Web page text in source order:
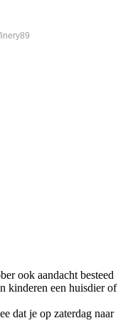
ook aandacht besteed
kinderen een huisdier of
dat je op zaterdag naar